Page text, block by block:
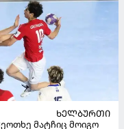
ᲮᲔᲚᲑᲣᲠᲗᲘ
მატჩიც მოიგო